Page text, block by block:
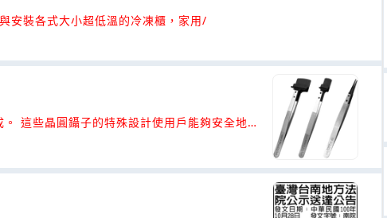
安裝各式大小超低溫的冷凍櫃，家用/
這些晶圓鑷子的特殊設計使用戶能夠安全地
到污染